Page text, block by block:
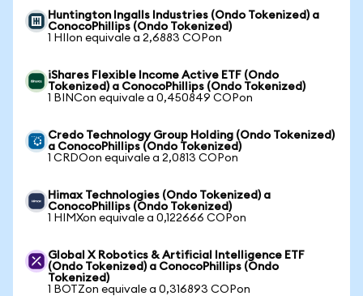
Huntington Ingalls Industries (Ondo Tokenized) a
ConocoPhillips (Ondo Tokenized)
1 HIIon equivale a 2,6883 COPon
iShares Flexible Income Active ETF (Ondo
Tokenized) a ConocoPhillips (Ondo Tokenized)
1 BINCon equivale a 0,450849 COPon
Credo Technology Group Holding (Ondo Tokenized)
a ConocoPhillips (Ondo Tokenized)
1 CRDOon equivale a 2,0813 COPon
Himax Technologies (Ondo Tokenized) a
ConocoPhillips (Ondo Tokenized)
1 HIMXon equivale a 0,122666 COPon
Global X Robotics & Artificial Intelligence ETF
(Ondo Tokenized) a ConocoPhillips (Ondo
Tokenized)
1 BOTZon equivale a 0,316893 COPon